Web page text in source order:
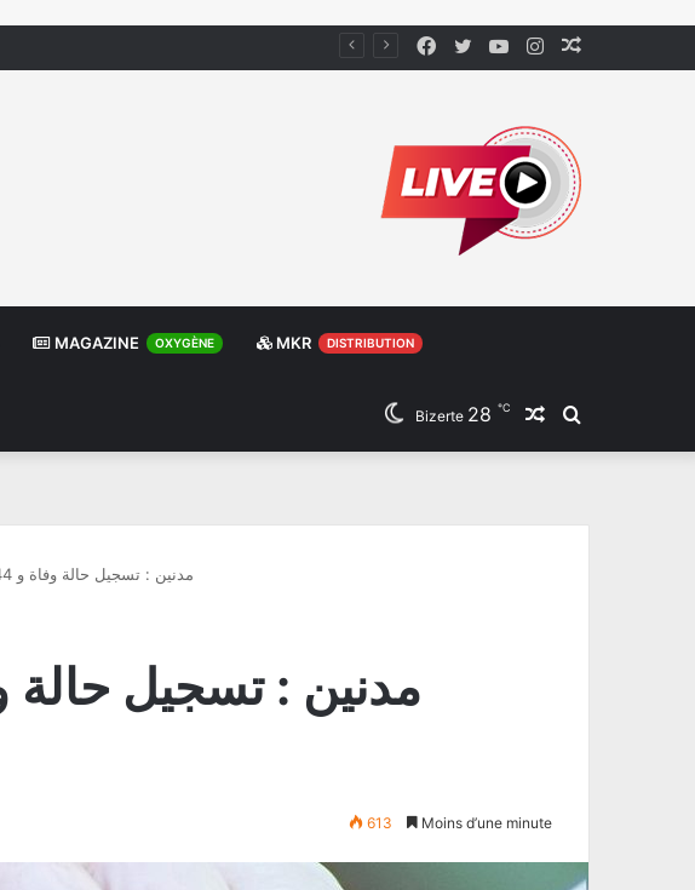
Instagram
YouTube
Twitter
Facebook
MAGAZINE OXYGÈNE MKR DISTRIBUTION
Rechercher
Article
Bizerte 28 ℃
مدنين : تسجيل حالة وفاة و 44 إصابة جديدة بكورونا
613 Moins d’une minute